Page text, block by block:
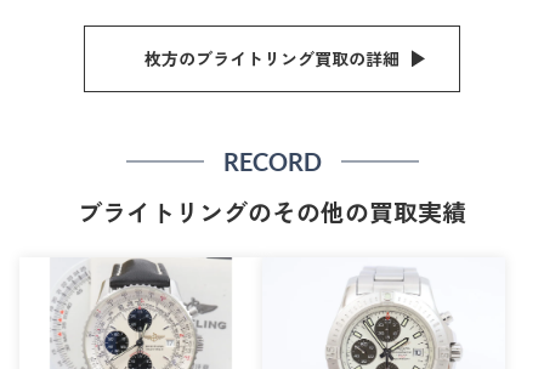
枚方のブライトリング買取の詳細
RECORD
ブライトリングのその他の買取実績